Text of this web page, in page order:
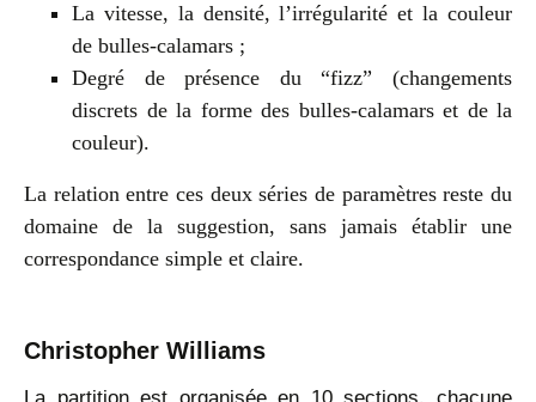
La vitesse, la densité, l’irrégularité et la couleur
de bulles-calamars ;
Degré de présence du “fizz” (changements
discrets de la forme des bulles-calamars et de la
couleur).
La relation entre ces deux séries de paramètres reste du
domaine de la suggestion, sans jamais établir une
correspondance simple et claire.
Christopher Williams